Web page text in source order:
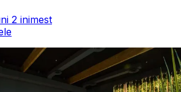
2 inimest